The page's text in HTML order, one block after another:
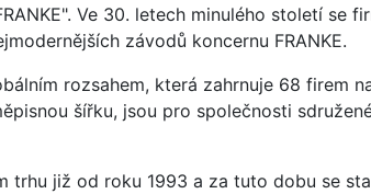
Ve 30. letech minulého století se
závodů koncernu FRANKE.
rozsahem, která zahrnuje 68
šířku, jsou pro společnosti
trhu již od roku 1993 a za tuto dobu se